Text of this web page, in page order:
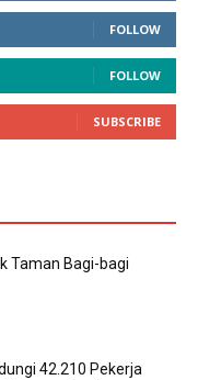
FOLLOW
FOLLOW
SUBSCRIBE
Taman Bagi-bagi
42.210 Pekerja